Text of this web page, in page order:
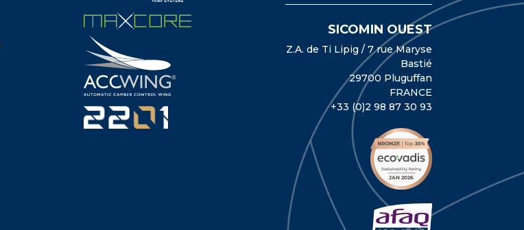
SICOMIN OUEST
Z.A. de Ti Lipig / 7 rue Maryse
Bastié
29700 Pluguffan
FRANCE
+33 (0)2 98 87 30 93